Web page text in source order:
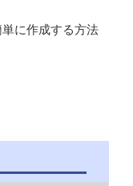
に作成する方法